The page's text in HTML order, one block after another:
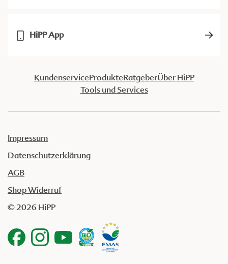
HiPP App
KundenserviceProdukteRatgeberÜber HiPP
Tools und Services
Impressum
Datenschutzerklärung
AGB
Shop Widerruf
© 2026 HiPP